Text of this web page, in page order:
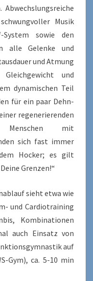
Musik
System sowie den
alle Gelenke und
und Atmung
und
dynamischen Teil
für ein paar Dehn-
regenerierenden
Menschen mit
sich fast immer
Hocker; es gilt
Grenzen!“
sieht etwa wie
und Cardiotraining
Kombinationen
auch Einsatz von
auf
Gym), ca. 5-10 min